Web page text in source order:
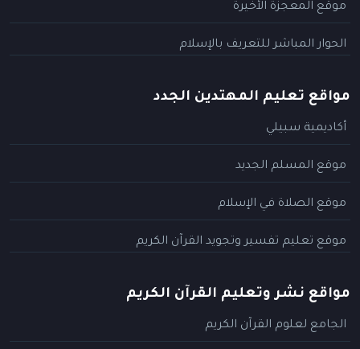
موقع المعجزة الأخيرة
الحوار المباشر للتعريف بالإسلام
مواقع تعليم المهتدين الجدد
أكاديمية سبيلي
موقع المسلم الجديد
موقع الصلاة في الإسلام
موقع تعليم تفسير وتجويد القرآن الكريم
مواقع نشر وتعليم القرآن الكريم
الجامع لعلوم القرآن الكريم